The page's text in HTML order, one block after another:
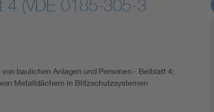
DKE Fachinformationen im Kontext der
4 (VDE 0185-305-3
von baulichen Anlagen und Personen - Beiblatt 4:
Metalldächern in Blitzschutzsystemen